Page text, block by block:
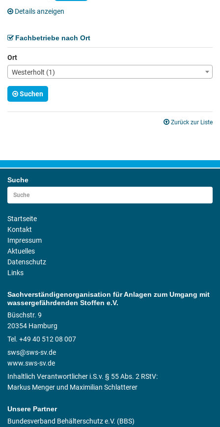
Details anzeigen
Fachbetriebe nach Ort
Ort
Westerholt (1)
Suchen
Zurück zur Liste
Suche
Startseite
Kontakt
Impressum
Aktuelles
Datenschutz
Links
Sachverständigenorganisation für Anlagen zum Umgang mit
wassergefährdenden Stoffen e.V.
Büschstr. 9
20354 Hamburg
Tel. +49 40 512 08 007
sws@sws-sv.de
www.sws-sv.de
Inhaltlich Verantwortlicher i.S.v. § 55 Abs. 2 RStV:
Markus Menger und Maximilian Schlatterer
Unsere Partner
Bundesverband Behälterschutz e.V. (BBS)